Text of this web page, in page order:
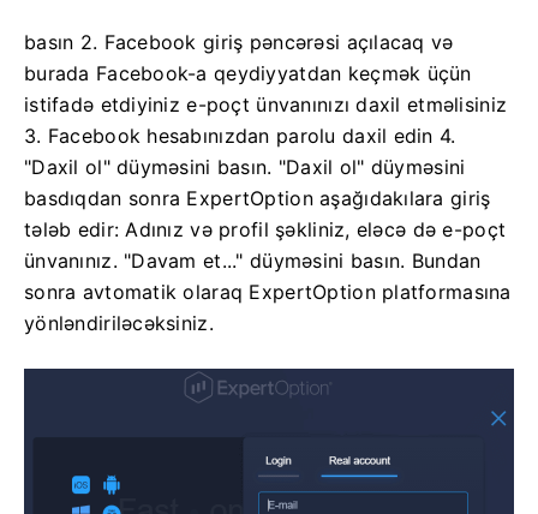
basın 2. Facebook giriş pəncərəsi açılacaq və
burada Facebook-a qeydiyyatdan keçmək üçün
istifadə etdiyiniz e-poçt ünvanınızı daxil etməlisiniz
3. Facebook hesabınızdan parolu daxil edin 4.
"Daxil ol" düyməsini basın. "Daxil ol" düyməsini
basdıqdan sonra ExpertOption aşağıdakılara giriş
tələb edir: Adınız və profil şəkliniz, eləcə də e-poçt
ünvanınız. "Davam et..." düyməsini basın. Bundan
sonra avtomatik olaraq ExpertOption platformasına
yönləndiriləcəksiniz.